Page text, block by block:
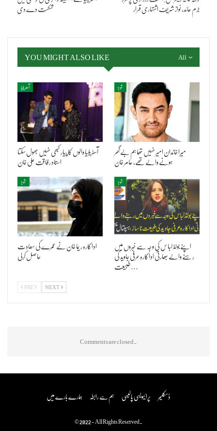
شکست دے دی جرم عائد، نواز شریف اشتہاری قرار
All
YOU MIGHT ALSO LIKE
آسٹریلیا
آسٹریلیا والوں کا پیار کبھی نہیں بھول سکتا
استاد رفاقت علی خان
شوبز
میرا خاندان امیر نہیں تھا ہم بےگھر
ہونے والے تھے، عامر خان
شوبز
اداکارہ ریما خان نے عمرے کی سعادت
حاصل کرلی
شوبز
اپنے بولڈ لباس کی وجہ سے خبروں میں
رہنے والے بھارتی اداکارہ عرفی جاوید کی
طبیعت…
PREV NEXT
Comments are closed.
ہمارے بارے میں ہم سے رابطہ پرائیویسی پالیسی ڈسکلیمر
© 2022 - All Rights Reserved.